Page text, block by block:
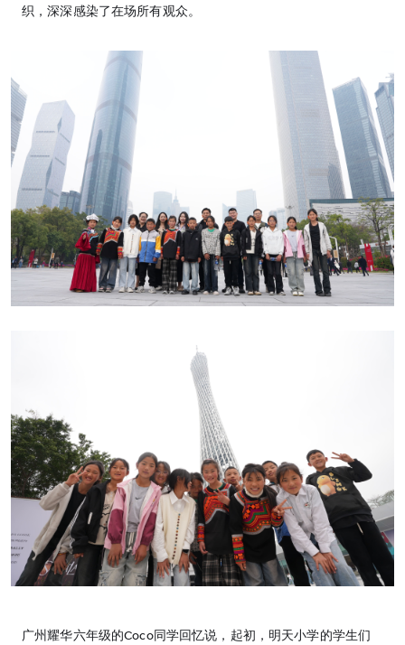
织，深深感染了在场所有观众。
广州耀华六年级的Coco同学回忆说，起初，明天小学的学生们